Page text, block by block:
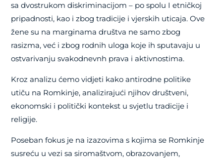
sa dvostrukom diskriminacijom – po spolu I etničkoj
pripadnosti, kao i zbog tradicije i vjerskih uticaja. Ove
žene su na marginama društva ne samo zbog
rasizma, već i zbog rodnih uloga koje ih sputavaju u
ostvarivanju svakodnevnh prava i aktivnostima.
Kroz analizu ćemo vidjeti kako antirodne politike
utiču na Romkinje, analizirajući njihov društveni,
ekonomski i politički kontekst u svjetlu tradicije i
religije.
Poseban fokus je na izazovima s kojima se Romkinje
susreću u vezi sa siromaštvom, obrazovanjem,